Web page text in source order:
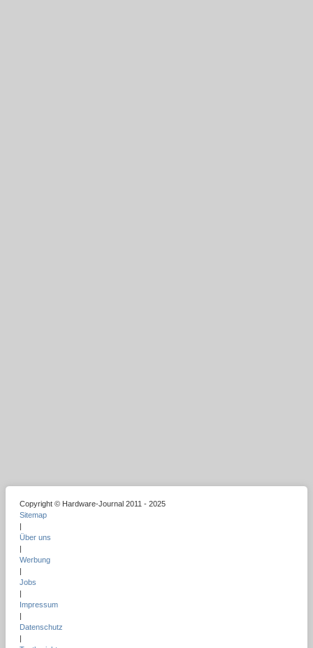
Copyright © Hardware-Journal 2011 - 2025
Sitemap
|
Über uns
|
Werbung
|
Jobs
|
Impressum
|
Datenschutz
|